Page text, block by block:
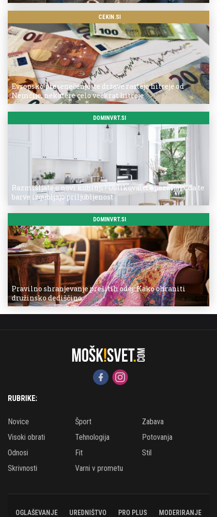
CEKIN.SI
Evropsko presenečenje: te države rastejo hitreje od
Nemčije, nekatere celo večkrat hitreje
DOMINVRT.SI
Razmišljate o novi kuhinji? Oblikovalci opozarjajo, da te
barve izgubljajo priljubljenost
DOMINVRT.SI
Pravilno shranjevanje prešitih odej: Kako ohraniti
družinsko dediščino
RUBRIKE:
Novice Šport
Zabava
Visoki obrati
Tehnologija
Potovanja
Odnosi
Fit
Stil
Skrivnosti
Varni v prometu
OGLAŠEVANJE UREDNIŠTVO PRO PLUS MODERIRANJE